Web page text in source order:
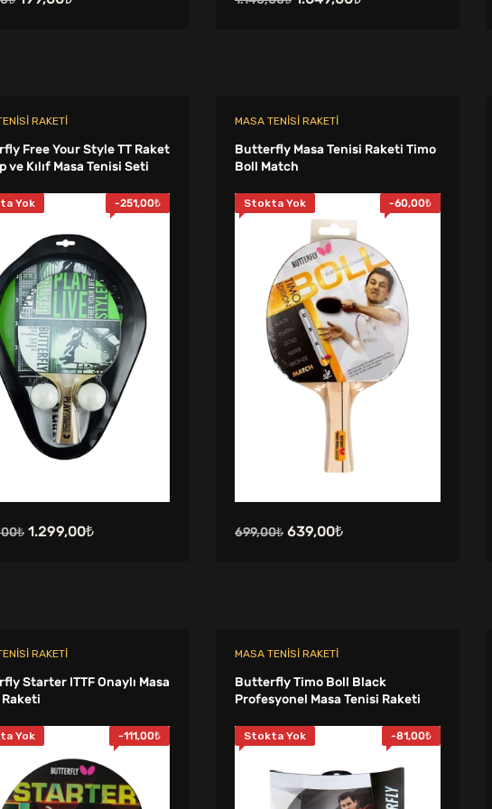
RAKETI
Free Your Style TT Raket
ve Kılıf Masa Tenisi Seti
Yok -251,00₺
₺ Orijinal
1.299,00₺Şu
MASA TENISI RAKETI
Butterfly Masa Tenisi Raketi Timo
Boll Match
Stokta Yok -60,00₺
699,00₺ Orijinal
639,00₺Şu
RAKETI
Starter ITTF Onaylı Masa
Yok -111,00₺
MASA TENISI RAKETI
Butterfly Timo Boll Black
Profesyonel Masa Tenisi Raketi
Stokta Yok -81,00₺